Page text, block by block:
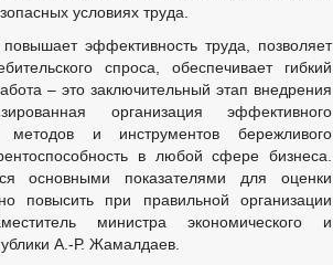
условиях труда.
эффективность труда, позволяет
спроса, обеспечивает гибкий
– это заключительный этап внедрения
организация эффективного
методов и инструментов бережливого
в любой сфере бизнеса.
основными показателями для оценки
повысить при правильной организации
министра экономического и
А.-Р. Жамалдаев.